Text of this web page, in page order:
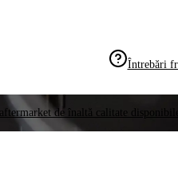
Întrebări
de înaltă calitate